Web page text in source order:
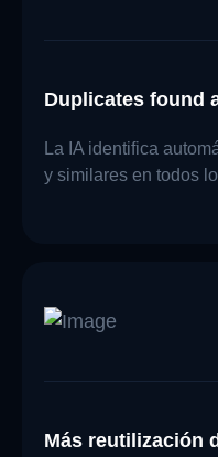
Duplicates found
La IA identifica
y similares en todos
Más reutilización